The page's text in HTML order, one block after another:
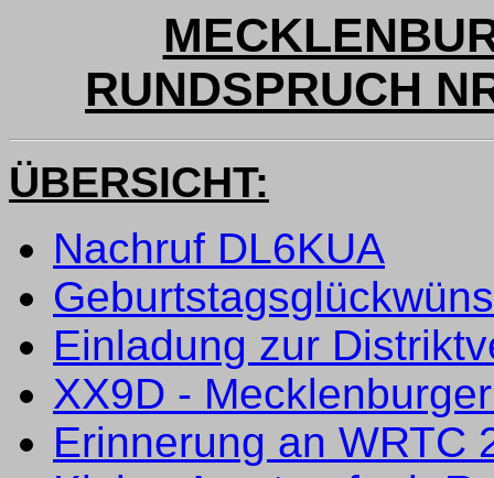
RUNDSPRUCH
ÜBERSICHT:
Nachruf DL6KUA
Einladung zur
XX9D -
Erinnerung an WRTC